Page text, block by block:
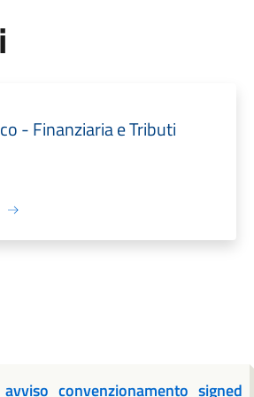
- Finanziaria e Tributi